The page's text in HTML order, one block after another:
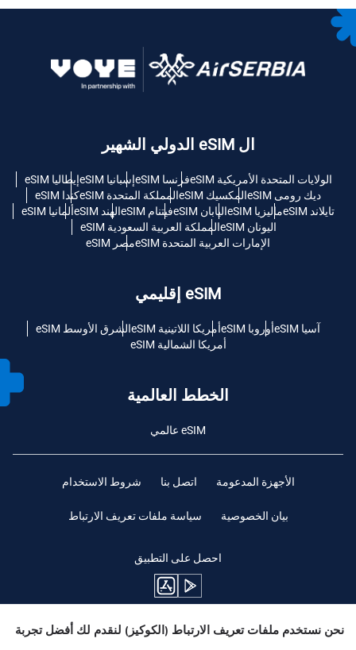
ال eSIM الدولي الشهير
الولايات المتحدة الأمريكية eSIM فرنسا eSIM إسبانيا eSIM
إيطاليا eSIM
ديك رومى eSIM
المكسيك eSIM المملكة المتحدة eSIM
كندا eSIM
تايلاند eSIM
ماليزيا eSIM اليابان eSIM فيتنام eSIM الهند eSIM
ألمانيا eSIM
اليونان eSIM
المملكة العربية السعودية eSIM
الإمارات العربية المتحدة eSIM
مصر eSIM
eSIM إقليمي
آسيا eSIM أوروبا eSIM أمريكا اللاتينية eSIM
الشرق الأوسط eSIM
أمريكا الشمالية eSIM
الخطط العالمية
eSIM عالمي
الأجهزة المدعومة اتصل بنا شروط الاستخدام
بيان الخصوصية سياسة ملفات تعريف الارتباط
احصل على التطبيق
ابقوا متابعين
نحن نستخدم ملفات تعريف الارتباط (الكوكيز) لنقدم لك أفضل تجربة